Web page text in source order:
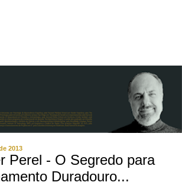
2013
Perel - O Segredo para
Duradouro...